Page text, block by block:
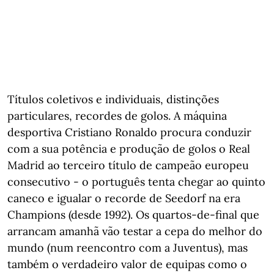
Títulos coletivos e individuais, distinções
particulares, recordes de golos. A máquina
desportiva Cristiano Ronaldo procura conduzir
com a sua potência e produção de golos o Real
Madrid ao terceiro título de campeão europeu
consecutivo - o português tenta chegar ao quinto
caneco e igualar o recorde de Seedorf na era
Champions (desde 1992). Os quartos-de-final que
arrancam amanhã vão testar a cepa do melhor do
mundo (num reencontro com a Juventus), mas
também o verdadeiro valor de equipas como o